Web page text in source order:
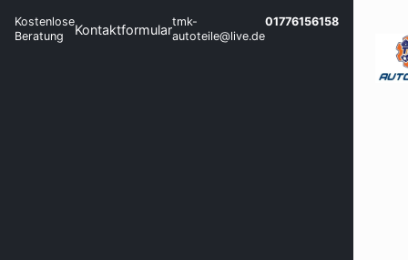
Kostenlose
Beratung
Kontaktformulartmk-
autoteile@live.de
01776156158